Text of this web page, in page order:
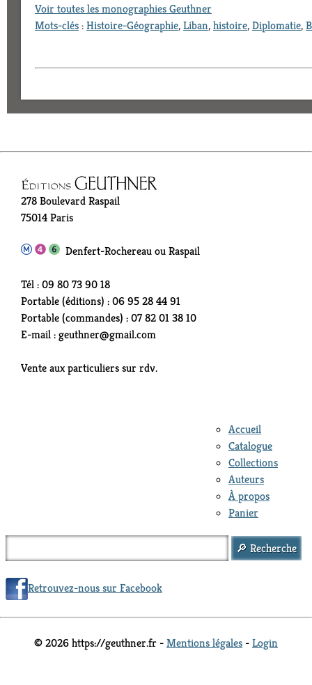
Voir toutes les monographies Geuthner
Mots-clés:Histoire-Géographie,Liban,histoire,Diplomatie,
278 Boulevard Raspail
75014 Paris
Denfert-Rochereau ou Raspail
Tél : 09 80 73 90 18
Portable (éditions) : 06 95 28 44 91
Portable (commandes) : 07 82 01 38 10
E-mail : geuthner@gmail.com
Vente aux particuliers sur rdv.
Accueil
Catalogue
Collections
Auteurs
À propos
Panier
Retrouvez-nous sur Facebook
© 2026 https://geuthner.fr -Mentions légales -Login